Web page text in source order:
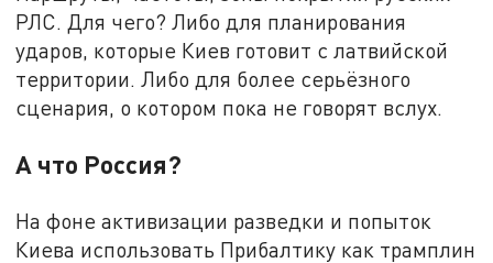
РЛС. Для чего? Либо для планирования
ударов, которые Киев готовит с латвийской
территории. Либо для более серьёзного
сценария, о котором пока не говорят вслух.
А что Россия?
На фоне активизации разведки и попыток
Киева использовать Прибалтику как трамплин